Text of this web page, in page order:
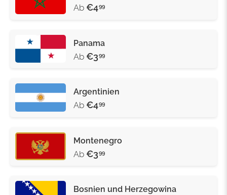
Ab €499
Panama
Ab €399
Argentinien
Ab €499
Montenegro
Ab €399
Bosnien und Herzegowina